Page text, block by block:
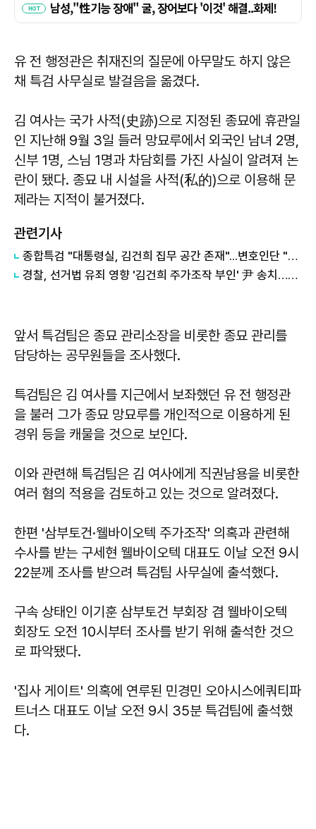
유 전 행정관은 취재진의 질문에 아무말도 하지 않은
채 특검 사무실로 발걸음을 옮겼다.
김 여사는 국가 사적(史跡)으로 지정된 종묘에 휴관일
인 지난해 9월 3일 들러 망묘루에서 외국인 남녀 2명,
신부 1명, 스님 1명과 차담회를 가진 사실이 알려져 논
란이 됐다. 종묘 내 시설을 사적(私的)으로 이용해 문
제라는 지적이 불거졌다.
관련기사
종합특검 "대통령실, 김건희 집무 공간 존재"...변호인단 "사실왜곡 유감"
경찰, 선거법 유죄 영향 '김건희 주가조작 부인' 尹 송치…檢 판단 주목
앞서 특검팀은 종묘 관리소장을 비롯한 종묘 관리를
담당하는 공무원들을 조사했다.
특검팀은 김 여사를 지근에서 보좌했던 유 전 행정관
을 불러 그가 종묘 망묘루를 개인적으로 이용하게 된
경위 등을 캐물을 것으로 보인다.
이와 관련해 특검팀은 김 여사에게 직권남용을 비롯한
여러 혐의 적용을 검토하고 있는 것으로 알려졌다.
한편 '삼부토건·웰바이오텍 주가조작' 의혹과 관련해
수사를 받는 구세현 웰바이오텍 대표도 이날 오전 9시
22분께 조사를 받으려 특검팀 사무실에 출석했다.
구속 상태인 이기훈 삼부토건 부회장 겸 웰바이오텍
회장도 오전 10시부터 조사를 받기 위해 출석한 것으
로 파악됐다.
'집사 게이트' 의혹에 연루된 민경민 오아시스에쿼티파
트너스 대표도 이날 오전 9시 35분 특검팀에 출석했
다.